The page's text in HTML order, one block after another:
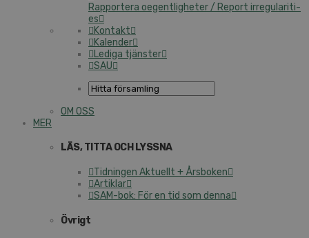
Rap­por­te­ra oe­gent­lig­he­ter / Report ir­re­gu­la­ri­ti­
es
Kontakt
Kalender
Lediga tjänster
SAU
OM OSS
MER
LÄS, TITTA OCH LYSSNA
Tidningen Aktuellt + Årsboken
Artiklar
SAM-bok: För en tid som denna
Övrigt